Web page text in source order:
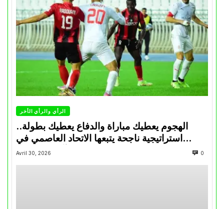
الرأي والرأي الأخر
الهجوم يعطيك مباراة والدفاع يعطيك بطولة..
استراتيجية ناجحة يتبعها الاتحاد العاصمي في
تتويجاته آخر السنوات
Avril 30, 2026 0